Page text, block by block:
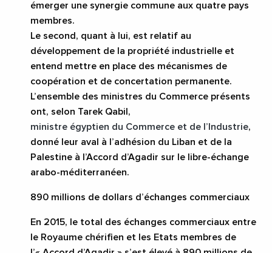
émerger une synergie commune aux quatre pays
membres.
Le second, quant à lui, est relatif au
développement de la propriété industrielle et
entend mettre en place des mécanismes de
coopération et de concertation permanente.
L’ensemble des ministres du Commerce présents
ont, selon Tarek Qabil,
ministre égyptien du Commerce et de l’Industrie,
donné leur aval à l’adhésion du Liban et de la
Palestine à l’Accord d’Agadir sur le libre-échange
arabo-méditerranéen.
890 millions de dollars d’échanges commerciaux
En 2015, le total des échanges commerciaux entre
le Royaume chérifien et les Etats membres de